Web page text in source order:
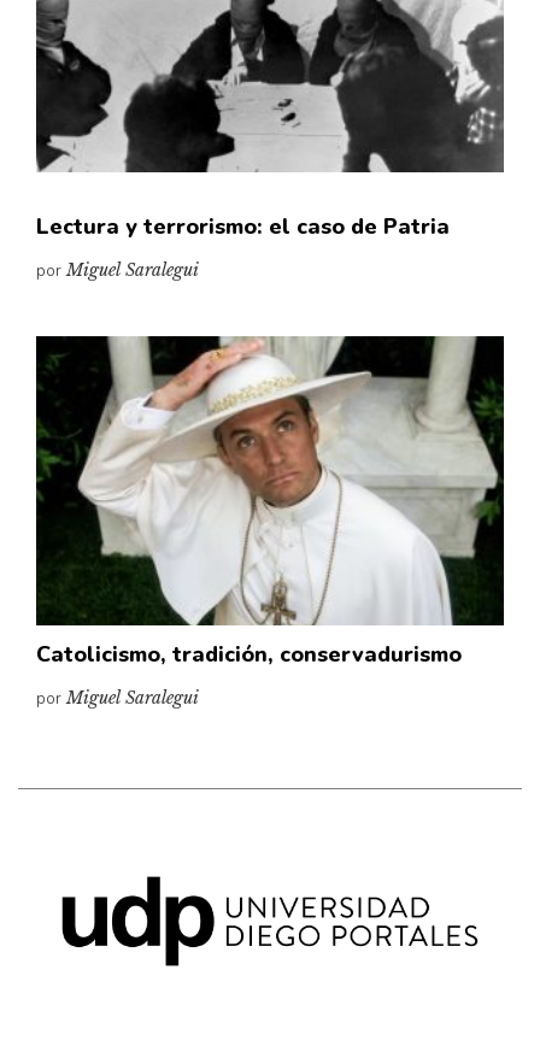
Lectura y terrorismo: el caso de Patria
porMiguel Saralegui
Catolicismo, tradición, conservadurismo
porMiguel Saralegui